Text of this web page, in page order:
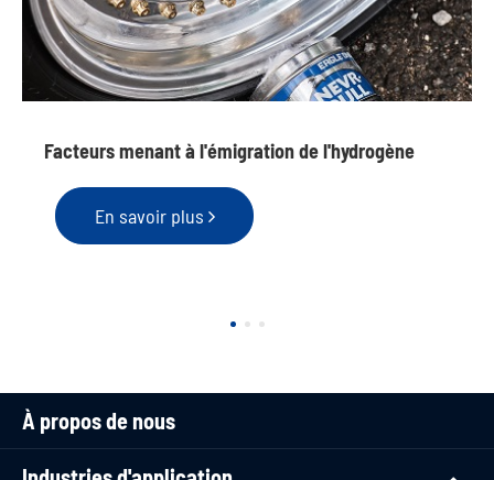
Facteurs menant à l'émigration de l'hydrogène
En savoir plus
À propos de nous